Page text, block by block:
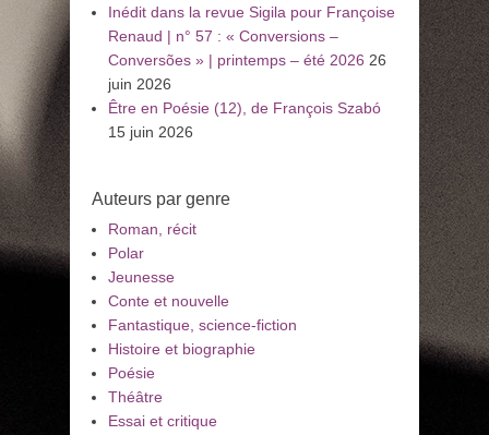
Inédit dans la revue Sigila pour Françoise
Renaud | n° 57 : « Conversions –
Conversões » | printemps – été 2026 26
juin 2026
Être en Poésie (12), de François Szabó
15 juin 2026
Auteurs par genre
Roman, récit
Polar
Jeunesse
Conte et nouvelle
Fantastique, science-fiction
Histoire et biographie
Poésie
Théâtre
Essai et critique